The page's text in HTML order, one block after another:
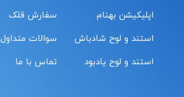
اپلیکیشن بهنام
استند و لوح شادباش
استند و لوح یادبود
سفارش قلک
سوالات متداول
تماس با ما